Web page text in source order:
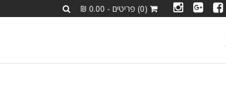
(0) פריטים - 0.00 ₪